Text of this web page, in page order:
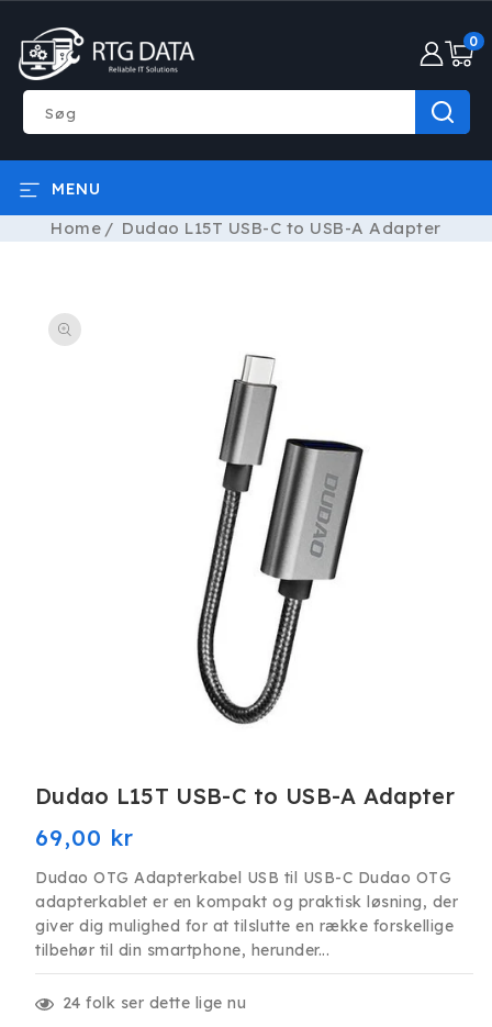
INDHOLD
Søg
0
varer
MENU
Home Dudao L15T USB-C to USB-A Adapter
1
modus
Dudao L15T USB-C to USB-A Adapter
Normalpris
69,00 kr
Dudao OTG Adapterkabel USB til USB-C Dudao OTG
adapterkablet er en kompakt og praktisk løsning, der
giver dig mulighed for at tilslutte en række forskellige
tilbehør til din smartphone, herunder...
24 folk ser dette lige nu